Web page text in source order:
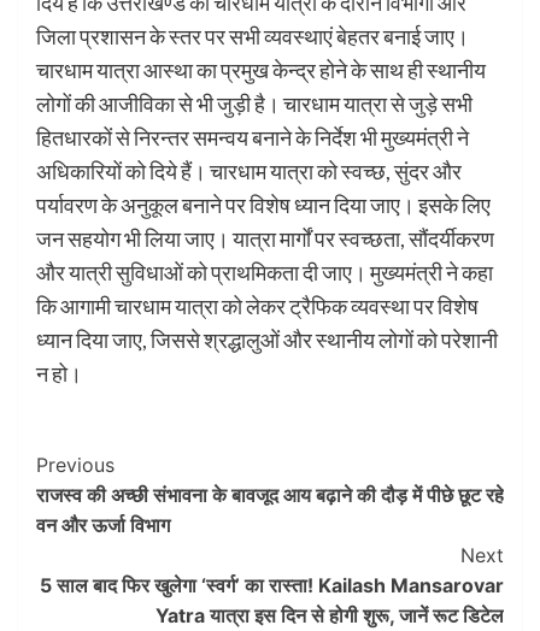
जिला प्रशासन के स्तर पर सभी व्यवस्थाएं बेहतर बनाई जाए।
चारधाम यात्रा आस्था का प्रमुख केन्द्र होने के साथ ही स्थानीय
लोगों की आजीविका से भी जुड़ी है। चारधाम यात्रा से जुड़े सभी
हितधारकों से निरन्तर समन्वय बनाने के निर्देश भी मुख्यमंत्री ने
अधिकारियों को दिये हैं। चारधाम यात्रा को स्वच्छ, सुंदर और
पर्यावरण के अनुकूल बनाने पर विशेष ध्यान दिया जाए। इसके लिए
जन सहयोग भी लिया जाए। यात्रा मार्गों पर स्वच्छता, सौंदर्यीकरण
और यात्री सुविधाओं को प्राथमिकता दी जाए। मुख्यमंत्री ने कहा
कि आगामी चारधाम यात्रा को लेकर ट्रैफिक व्यवस्था पर विशेष
ध्यान दिया जाए, जिससे श्रद्धालुओं और स्थानीय लोगों को परेशानी
न हो।
Post
Navigation
Previous
राजस्व की अच्छी संभावना के बावजूद आय बढ़ाने की दौड़ में पीछे छूट रहे
वन और ऊर्जा विभाग
Next
5 साल बाद फिर खुलेगा ‘स्वर्ग’ का रास्ता! Kailash Mansarovar
Yatra यात्रा इस दिन से होगी शुरू, जानें रूट डिटेल